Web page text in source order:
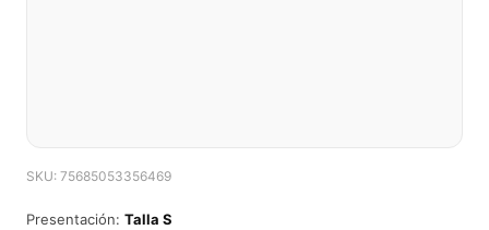
SKU: 75685053356469
Presentación: Talla S